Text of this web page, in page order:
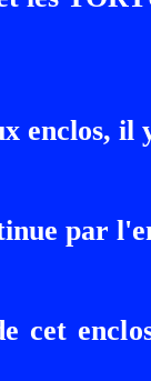
enclos, il
par
cet